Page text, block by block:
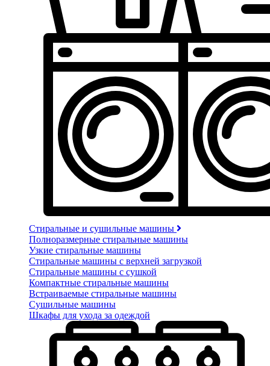
Стиральные и сушильные машины
Полноразмерные стиральные машины
Узкие стиральные машины
Стиральные машины с верхней загрузкой
Стиральные машины с сушкой
Компактные стиральные машины
Встраиваемые стиральные машины
Сушильные машины
Шкафы для ухода за одеждой